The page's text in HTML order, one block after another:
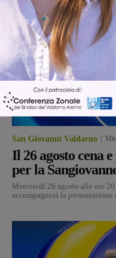
San Giovanni Valdarno
Il 26 agosto cena
per la
Mercoledì 26 agosto alle ore
accompagnerà la